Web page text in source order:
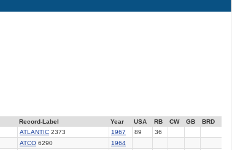
Record-Label Year USA RB CW GB
BRD
ATLANTIC 2373 1967 89
36
ATCO 6290
1964